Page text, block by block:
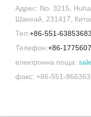
Адрес: No. 3215,
Шанхай, 231417,
Тел:+86-551-63853683
Телефон:+86-
електронна поща:
факс: +86-551-